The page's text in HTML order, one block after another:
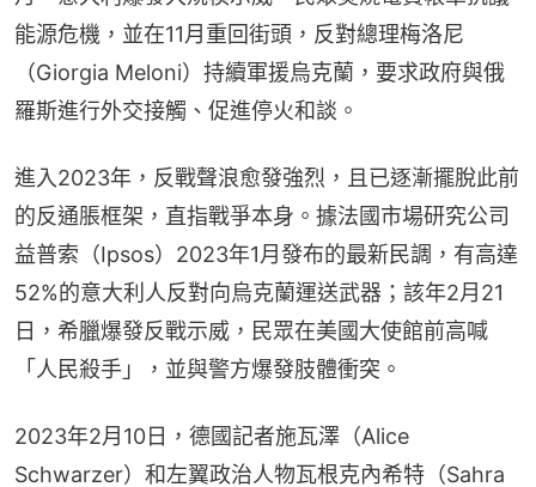
能源危機，並在11月重回街頭，反對總理梅洛尼
（Giorgia Meloni）持續軍援烏克蘭，要求政府與俄
羅斯進行外交接觸、促進停火和談。
進入2023年，反戰聲浪愈發強烈，且已逐漸擺脫此前
的反通脹框架，直指戰爭本身。據法國市場研究公司
益普索（Ipsos）2023年1月發布的最新民調，有高達
52%的意大利人反對向烏克蘭運送武器；該年2月21
日，希臘爆發反戰示威，民眾在美國大使館前高喊
「人民殺手」，並與警方爆發肢體衝突。
2023年2月10日，德國記者施瓦澤（Alice
Schwarzer）和左翼政治人物瓦根克內希特（Sahra